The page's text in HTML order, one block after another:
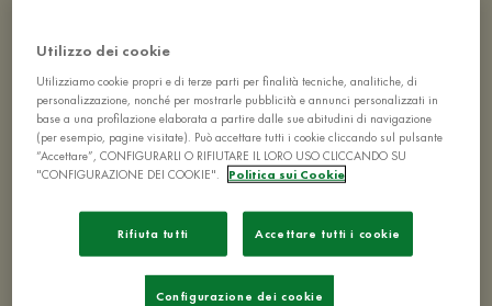
10-20 MIN FACILE 4 PERSONE
Utilizzo dei cookie
Utilizziamo cookie propri e di terze parti per finalità tecniche, analitiche, di
personalizzazione, nonché per mostrarle pubblicità e annunci personalizzati in
base a una profilazione elaborata a partire dalle sue abitudini di navigazione
(per esempio, pagine visitate). Può accettare tutti i cookie cliccando sul pulsante
“Accettare”, CONFIGURARLI O RIFIUTARE IL LORO USO CLICCANDO SU
"CONFIGURAZIONE DEI COOKIE".
Politica sui Cookie
Rifiuta tutti Accettare tutti i cookie
Configurazione dei cookie